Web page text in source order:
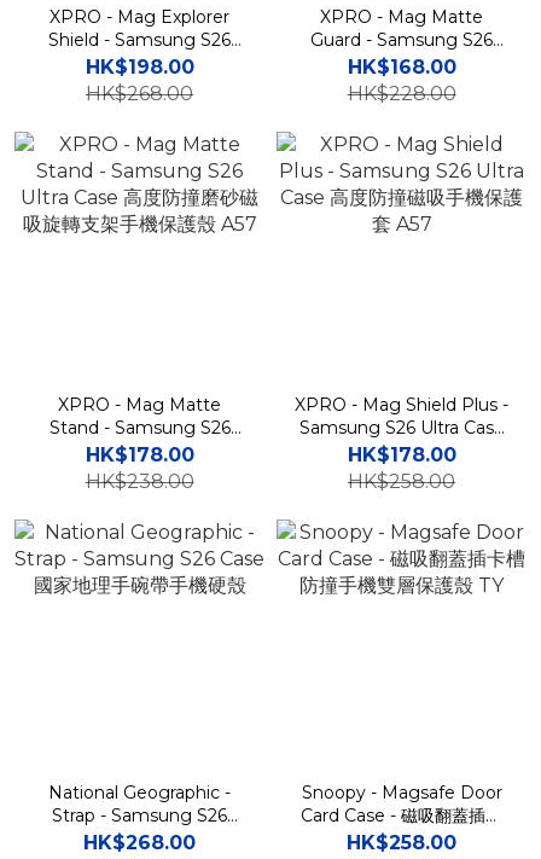
XPRO - Mag Explorer
Shield - Samsung S26
Ultra Case 高度防撞磁吸支
架手機保護殼 A57
HK$198.00
HK$268.00
XPRO - Mag Matte
Guard - Samsung S26
Ultra Case 高度防撞磁吸防
滑舒適手感磨砂手機保護殼
HK$168.00
HK$228.00
XPRO - Mag Matte
Stand - Samsung S26
Ultra Case 高度防撞磨砂磁
吸旋轉支架手機保護殼 A57
HK$178.00
HK$238.00
XPRO - Mag Shield Plus -
Samsung S26 Ultra Case
高度防撞磁吸手機保護套
A57
HK$178.00
HK$258.00
National Geographic -
Strap - Samsung S26
Case 國家地理手碗帶手機
HK$268.00
Snoopy - Magsafe Door
Card Case - 磁吸翻蓋插卡
槽防撞手機雙層保護殼 TY
HK$258.00